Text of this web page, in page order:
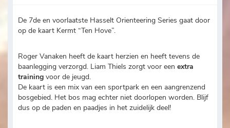
De 7de en voorlaatste Hasselt Orienteering Series gaat door
op de kaart Kermt “Ten Hove”.
Roger Vanaken heeft de kaart herzien en heeft tevens de
baanlegging verzorgd. Liam Thiels zorgt voor een extra
training voor de jeugd.
De kaart is een mix van een sportpark en een aangrenzend
bosgebied. Het bos mag echter niet doorlopen worden. Blijf
dus op de paden en paadjes in het zuidelijk deel!